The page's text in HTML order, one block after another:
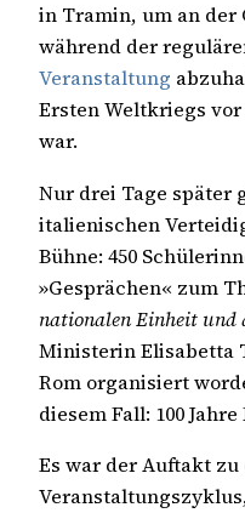
in Tramin, um an
während der
Veranstaltung
Ersten Weltkriegs
war.
Nur drei Tage später
italienischen
Bühne: 450
»Gesprächen« zum
nationalen Einheit und
Ministerin Elisabetta
Rom organisiert
diesem Fall: 100
Es war der Auftakt zu